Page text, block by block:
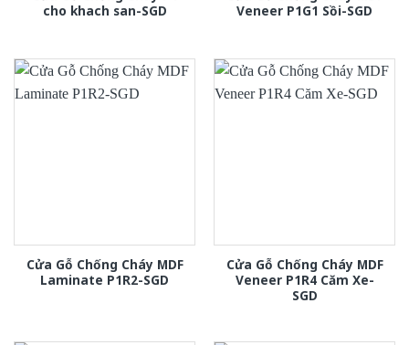
cho khach san-SGD
Veneer P1G1 Sồi-SGD
Cửa Gỗ Chống Cháy MDF
Laminate P1R2-SGD
Cửa Gỗ Chống Cháy MDF
Veneer P1R4 Căm Xe-
SGD